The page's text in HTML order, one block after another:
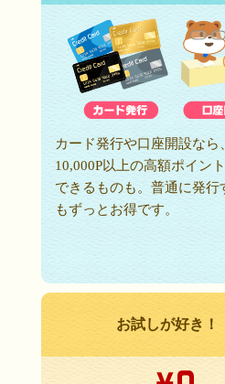
カード発行や口座開設なら
10,000P以上の高額ポイン
できるものも。普通に発行
もずっとお得です。
お試しが好き！